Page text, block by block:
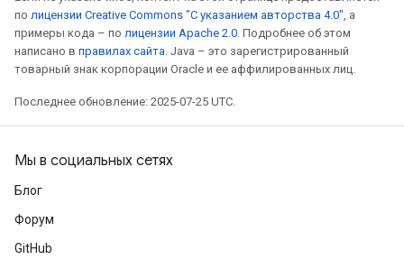
по лицензии Creative Commons "С указанием авторства 4.0", а
примеры кода – по лицензии Apache 2.0. Подробнее об этом
написано в правилах сайта. Java – это зарегистрированный
товарный знак корпорации Oracle и ее аффилированных лиц.
Последнее обновление: 2025-07-25 UTC.
Мы в социальных сетях
Блог
Форум
GitHub